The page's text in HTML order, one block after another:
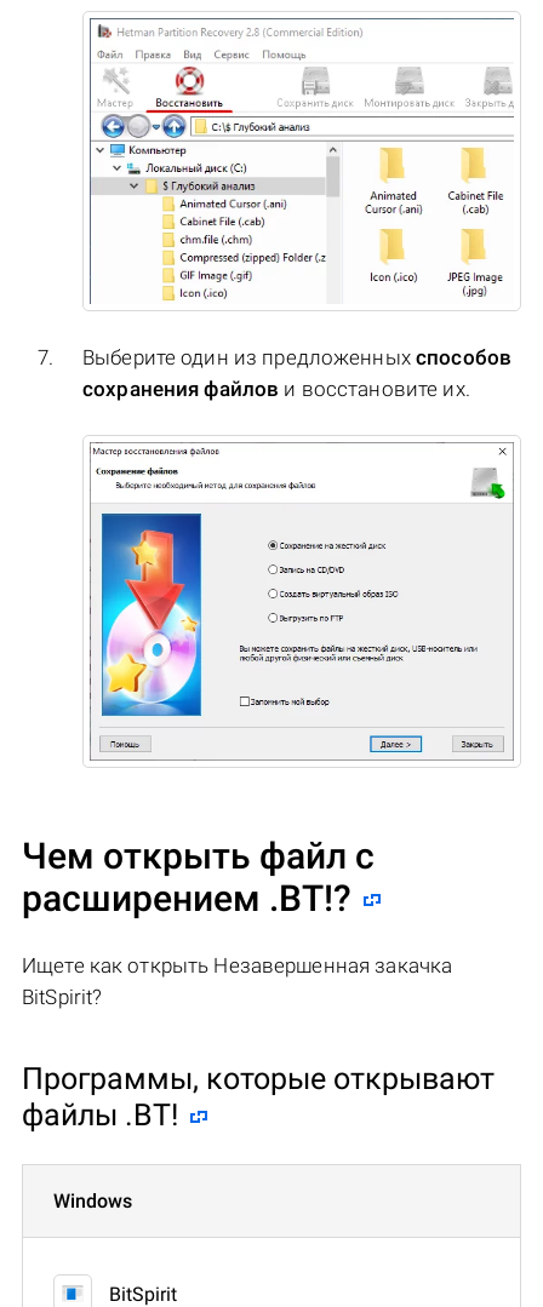
Выберите один из предложенных способов
сохранения файлов и восстановите их.
Чем открыть файл с
расширением .BT!?
Ищете как открыть Незавершенная закачка
BitSpirit?
Программы, которые открывают
файлы .BT!
Windows
BitSpirit